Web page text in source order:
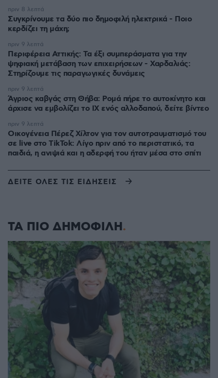
Συγκρίνουμε τα δύο πιο δημοφιλή ηλεκτρικά - Ποιο
κερδίζει τη μάχη;
πριν 8 λεπτά
Περιφέρεια Αττικής: Τα έξι συμπεράσματα για την
ψηφιακή μετάβαση των επιχειρήσεων - Χαρδαλιάς:
Στηρίζουμε τις παραγωγικές δυνάμεις
πριν 9 λεπτά
Άγριος καβγάς στη Θήβα: Ρομά πήρε το αυτοκίνητο και
άρχισε να εμβολίζει το ΙΧ ενός αλλοδαπού, δείτε βίντεο
πριν 9 λεπτά
Οικογένεια Πέρεζ Χίλτον για τον αυτοτραυματισμό του
σε live στο TikTok: Λίγο πριν από το περιστατικό, τα
παιδιά, η ανιψιά και η αδερφή του ήταν μέσα στο σπίτι
πριν 9 λεπτά
ΔΕΙΤΕ ΟΛΕΣ ΤΙΣ ΕΙΔΗΣΕΙΣ
ΤΑ ΠΙΟ ΔΗΜΟΦΙΛΗ